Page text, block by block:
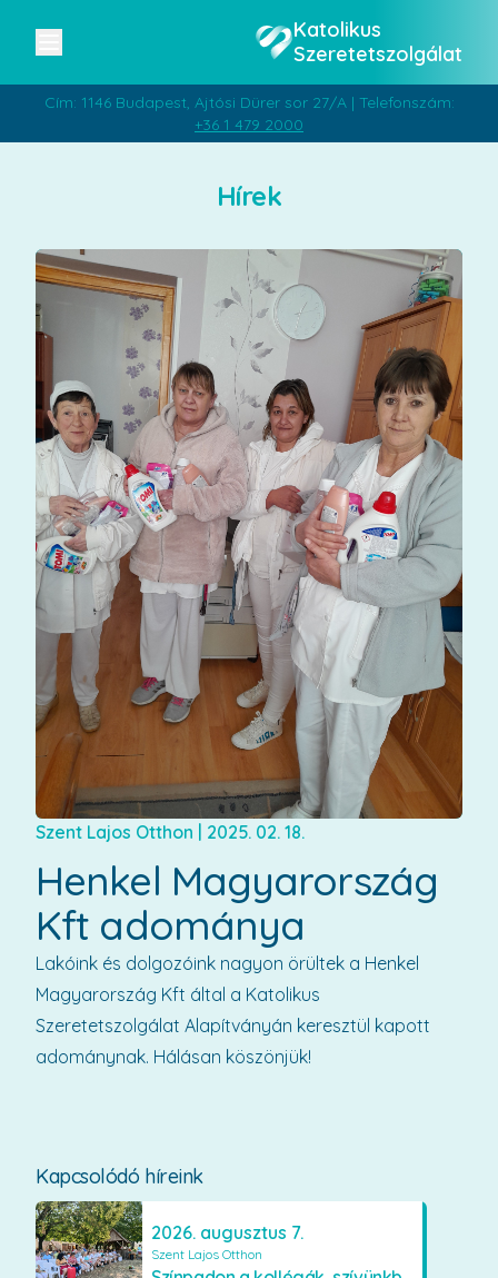
Katolikus
Szeretetszolgálat
Cím: 1146 Budapest, Ajtósi Dürer sor 27/A | Telefonszám:
+36 1 479 2000
Hírek
Kapcsolódó híreink
2026. augusztus 7.
Szent Lajos Otthon
Szent Lajos Otthon 2025. 02. 18.
Henkel Magyarország
Kft adománya
Lakóink és dolgozóink nagyon örültek a Henkel
Magyarország Kft által a Katolikus
Szeretetszolgálat Alapítványán keresztül kapott
adománynak. Hálásan köszönjük!